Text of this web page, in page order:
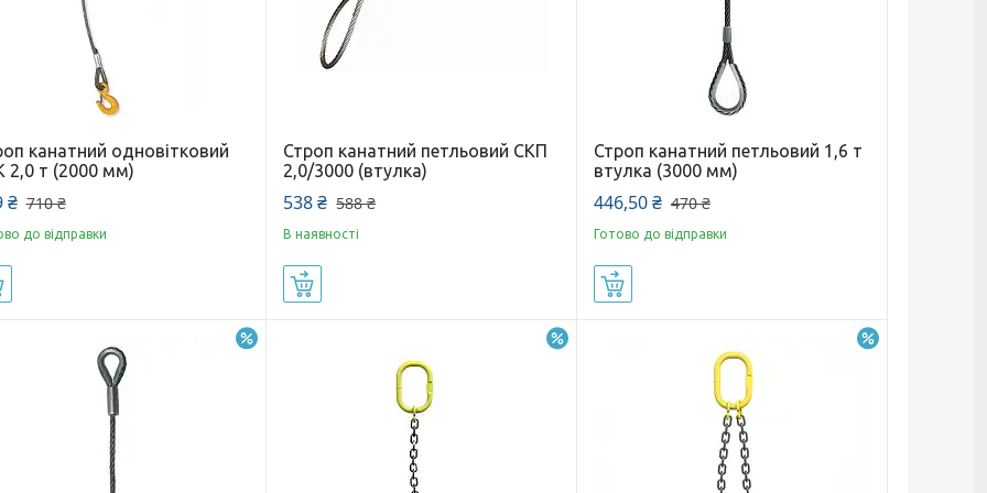
канатний одновітковий
2,0 т (2000 мм)
₴ 710 ₴
до відправки
Строп канатний петльовий СКП
2,0/3000 (втулка)
538 ₴ 588 ₴
В наявності
Строп канатний петльовий 1,6 т
втулка (3000 мм)
446,50 ₴ 470 ₴
Готово до відправки